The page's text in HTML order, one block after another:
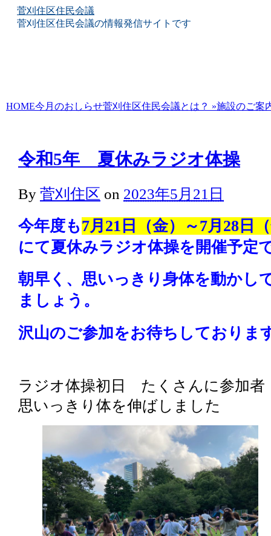
菅刈住区住民会議
菅刈住区住民会議の情報発信サイトです
Skip
HOME今月のおしらせ菅刈住区住民会議とは？ »施設のご案
令和5年 夏休みラジオ体操
By 菅刈住区 on 2023年5月21日
今年度も7月21日（金）～7月28日
にて夏休みラジオ体操を開催予定
朝早く、思いっきり身体を動かし
ましょう。
沢山のご参加をお待ちしておりま
ラジオ体操初日 たくさんに参加者
思いっきり体を伸ばしました